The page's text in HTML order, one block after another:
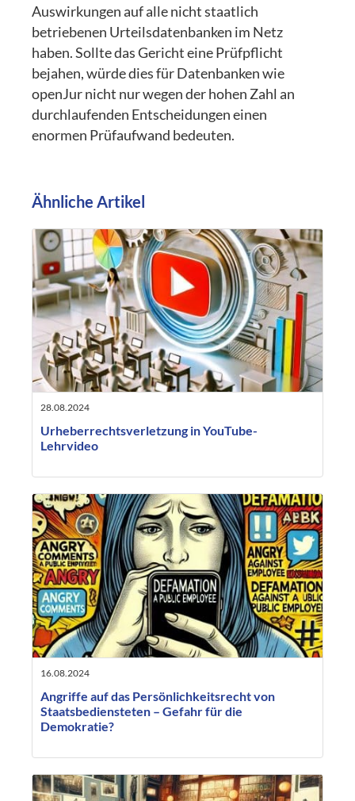
Auswirkungen auf alle nicht staatlich
betriebenen Urteilsdatenbanken im Netz
haben. Sollte das Gericht eine Prüfpflicht
bejahen, würde dies für Datenbanken wie
openJur nicht nur wegen der hohen Zahl an
durchlaufenden Entscheidungen einen
enormen Prüfaufwand bedeuten.
Ähnliche Artikel
28.08.2024
Urheberrechtsverletzung in YouTube-
Lehrvideo
16.08.2024
Angriffe auf das Persönlichkeitsrecht von
Staatsbediensteten – Gefahr für die
Demokratie?